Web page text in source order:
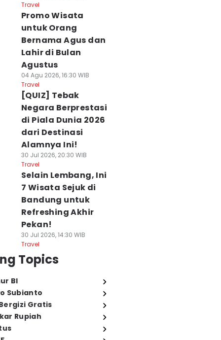
Travel
Promo Wisata
untuk Orang
Bernama Agus dan
Lahir di Bulan
Agustus
04 Agu 2026, 16:30 WIB
Travel
[QUIZ] Tebak
Negara Berprestasi
di Piala Dunia 2026
dari Destinasi
Alamnya Ini!
30 Jul 2026, 20:30 WIB
Travel
Selain Lembang, Ini
7 Wisata Sejuk di
Bandung untuk
Refreshing Akhir
Pekan!
30 Jul 2026, 14:30 WIB
Travel
Topics
BI
Subianto
Gratis
Rupiah